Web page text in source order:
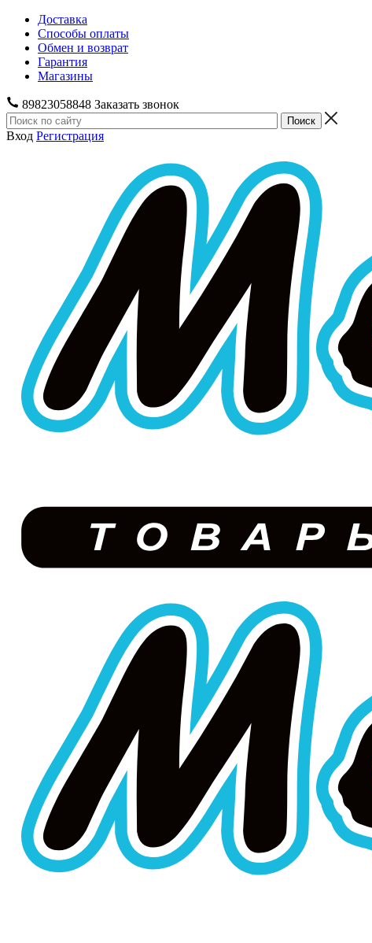
Доставка
Способы оплаты
Обмен и возврат
Гарантия
Магазины
89823058848 Заказать звонок
Вход Регистрация